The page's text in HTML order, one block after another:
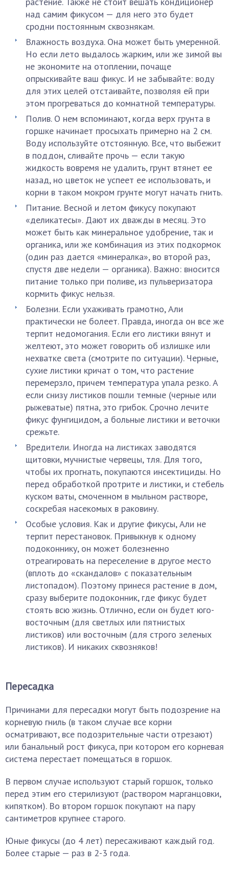
над самим фикусом — для него это будет
сродни постоянным сквознякам.
Влажность воздуха. Она может быть умеренной.
Но если лето выдалось жарким, или же зимой вы
не экономите на отоплении, почаще
опрыскивайте ваш фикус. И не забывайте: воду
для этих целей отстаивайте, позволяя ей при
этом прогреваться до комнатной температуры.
Полив. О нем вспоминают, когда верх грунта в
горшке начинает просыхать примерно на 2 см.
Воду используйте отстоянную. Все, что выбежит
в поддон, сливайте прочь — если такую
жидкость вовремя не удалить, грунт втянет ее
назад, но цветок не успеет ее использовать, и
корни в таком мокром грунте могут начать гнить.
Питание. Весной и летом фикусу покупают
«деликатесы». Дают их дважды в месяц. Это
может быть как минеральное удобрение, так и
органика, или же комбинация из этих подкормок
(один раз дается «минералка», во второй раз,
спустя две недели — органика). Важно: вносится
питание только при поливе, из пульверизатора
кормить фикус нельзя.
Болезни. Если ухаживать грамотно, Али
практически не болеет. Правда, иногда он все же
терпит недомогания. Если его листики вянут и
желтеют, это может говорить об излишке или
нехватке света (смотрите по ситуации). Черные,
сухие листики кричат о том, что растение
перемерзло, причем температура упала резко. А
если снизу листиков пошли темные (черные или
рыжеватые) пятна, это грибок. Срочно лечите
фикус фунгицидом, а больные листики и веточки
срежьте.
Вредители. Иногда на листиках заводятся
щитовки, мучнистые червецы, тля. Для того,
чтобы их прогнать, покупаются инсектициды. Но
перед обработкой протрите и листики, и стебель
куском ваты, смоченном в мыльном растворе,
соскребая насекомых в раковину.
Особые условия. Как и другие фикусы, Али не
терпит перестановок. Привыкнув к одному
подоконнику, он может болезненно
отреагировать на переселение в другое место
(вплоть до «скандалов» с показательным
листопадом). Поэтому принеся растение в дом,
сразу выберите подоконник, где фикус будет
стоять всю жизнь. Отлично, если он будет юго-
восточным (для светлых или пятнистых
листиков) или восточным (для строго зеленых
листиков). И никаких сквозняков!
Пересадка
Причинами для пересадки могут быть подозрение на
корневую гниль (в таком случае все корни
осматривают, все подозрительные части отрезают)
или банальный рост фикуса, при котором его корневая
система перестает помещаться в горшок.
В первом случае используют старый горшок, только
перед этим его стерилизуют (раствором марганцовки,
кипятком). Во втором горшок покупают на пару
сантиметров крупнее старого.
Юные фикусы (до 4 лет) пересаживают каждый год.
Более старые — раз в 2-3 года.